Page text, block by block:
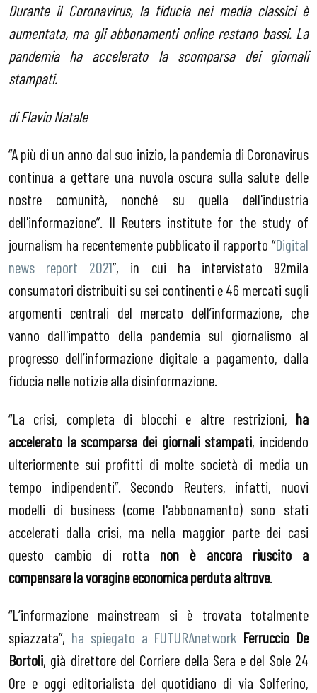
Durante il Coronavirus, la fiducia nei media classici è
aumentata, ma gli abbonamenti online restano bassi. La
pandemia ha accelerato la scomparsa dei giornali
stampati.
di Flavio Natale
“A più di un anno dal suo inizio, la pandemia di Coronavirus
continua a gettare una nuvola oscura sulla salute delle
nostre comunità, nonché su quella dell'industria
dell'informazione”. Il Reuters institute for the study of
journalism ha recentemente pubblicato il rapporto “Digital
news report 2021”, in cui ha intervistato 92mila
consumatori distribuiti su sei continenti e 46 mercati sugli
argomenti centrali del mercato dell’informazione, che
vanno dall'impatto della pandemia sul giornalismo al
progresso dell’informazione digitale a pagamento, dalla
fiducia nelle notizie alla disinformazione.
“La crisi, completa di blocchi e altre restrizioni, ha
accelerato la scomparsa dei giornali stampati, incidendo
ulteriormente sui profitti di molte società di media un
tempo indipendenti”. Secondo Reuters, infatti, nuovi
modelli di business (come l'abbonamento) sono stati
accelerati dalla crisi, ma nella maggior parte dei casi
questo cambio di rotta non è ancora riuscito a
compensare la voragine economica perduta altrove.
“L’informazione mainstream si è trovata totalmente
spiazzata”, ha spiegato a FUTURAnetwork Ferruccio De
Bortoli, già direttore del Corriere della Sera e del Sole 24
Ore e oggi editorialista del quotidiano di via Solferino,